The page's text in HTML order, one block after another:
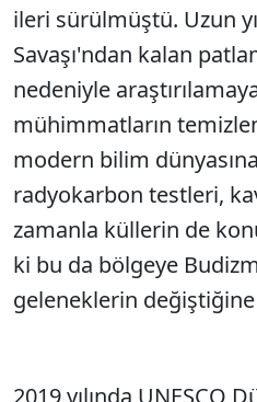
ileri sürülmüştü. Uzun
Savaşı'ndan kalan
nedeniyle
mühimmatların
modern bilim dünyasına
radyokarbon testleri,
zamanla küllerin de
ki bu da bölgeye
geleneklerin
2019 yılında UNESCO